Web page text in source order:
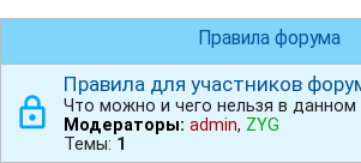
Правила форума
Правила для участников
Что можно и чего нельзя в
Модераторы: admin, ZYG
Темы: 1